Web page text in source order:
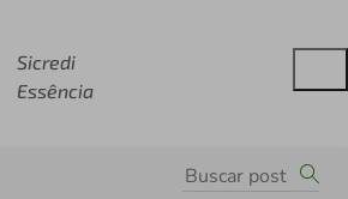
Sicredi
Essência